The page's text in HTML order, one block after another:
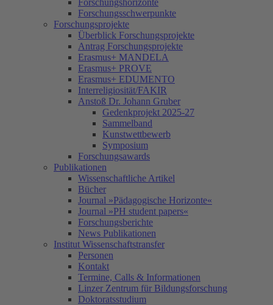
Forschungsschwerpunkte
Forschungsprojekte
Überblick Forschungsprojekte
Antrag Forschungsprojekte
Erasmus+ MANDELA
Erasmus+ PROVE
Erasmus+ EDUMENTO
Interreligiosität/FAKIR
Anstoß Dr. Johann Gruber
Gedenkprojekt 2025-27
Sammelband
Kunstwettbewerb
Symposium
Forschungsawards
Publikationen
Wissenschaftliche Artikel
Bücher
Journal »Pädagogische Horizonte«
Journal »PH student papers«
Forschungsberichte
News Publikationen
Institut Wissenschaftstransfer
Personen
Kontakt
Termine, Calls & Informationen
Linzer Zentrum für Bildungsforschung
Doktoratsstudium